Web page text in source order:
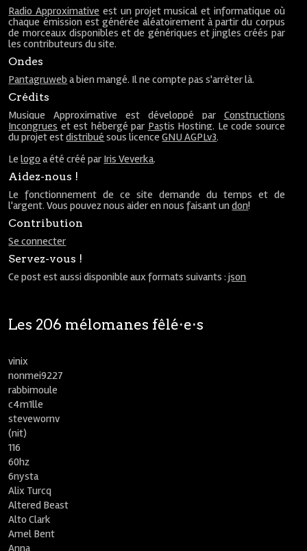
Radio Approximative est un projet musical et informatique où
chaque émission est générée aléatoirement à partir du corpus
de morceaux disponibles et de génériques et jingles créés par
les contributeurs du site.
Ondes
Pantagruweb a bien mangé. Il ne compte pas s'arrêter là.
Crédits
Musique Approximative est développé par Constructions
Incongrues et est hébergé par Pastis Hosting. Le code source
du projet estdistribué sous licenceGNU AGPLv3.
Lelogo a été créé par Iris Veverka.
Aidez-nous !
Le fonctionnement de ce site demande du temps et de
l'argent. Vous pouvez nous aider en nous faisant undon!
Contribution
Se connecter
Servez-vous !
Ce post est aussi disponible aux formats suivants :json
Les 206 mélomanes fêlé⋅e⋅s
vinix
nonmei9227
rabbimoule
c4m1lle
stevewornv
(nit)
116
60hz
6nysta
Alix Turcq
Altered Beast
Alto Clark
Amel Bent
Anna